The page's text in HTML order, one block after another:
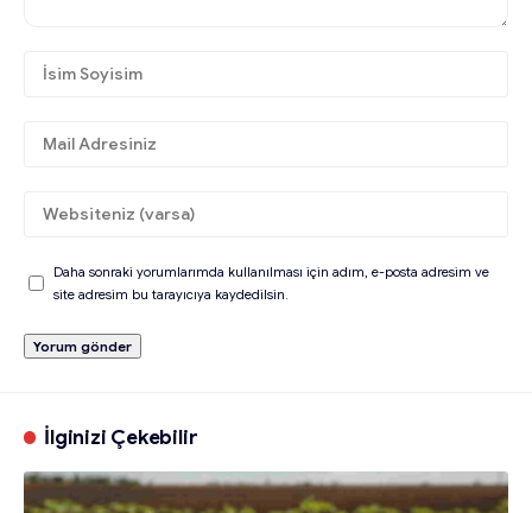
Daha sonraki yorumlarımda kullanılması için adım, e-posta adresim ve
site adresim bu tarayıcıya kaydedilsin.
İlginizi Çekebilir